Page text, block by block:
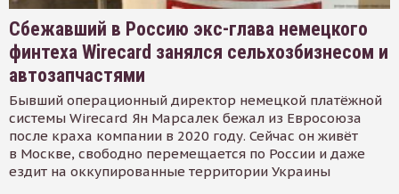
Сбежавший в Россию экс-глава немецкого
финтеха Wirecard занялся сельхозбизнесом и
автозапчастями
Бывший операционный директор немецкой платёжной
системы Wirecard Ян Марсалек бежал из Евросоюза
после краха компании в 2020 году. Сейчас он живёт
в Москве, свободно перемещается по России и даже
ездит на оккупированные территории Украины